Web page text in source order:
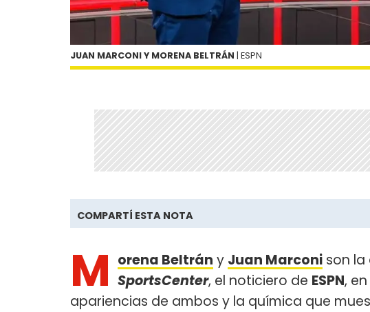
JUAN MARCONI Y MORENA BELTRÁN | ESPN
COMPARTÍ ESTA NOTA
M orena Beltrán y Juan Marconi son
SportsCenter, el noticiero de ESPN,
apariencias de ambos y la química que